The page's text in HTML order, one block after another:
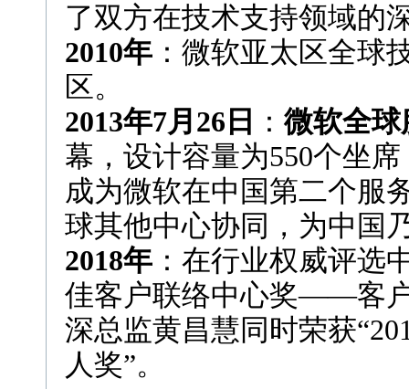
了双方在技术支持领域的
2010年 ：微软亚太区全球
区。
2013年7月26日
： 微软全
幕，设计容量为550个坐
成为微软在中国第二个服
球其他中心协同，为中国
2018年 ：在行业权威评选
佳客户联络中心奖——客
深总监黄昌慧同时荣获
人奖”。